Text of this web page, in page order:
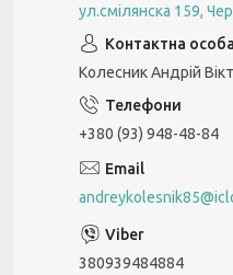
ул.смілянска 159,
Колесник Андрій
+380 (93) 948-48-84
380939484884